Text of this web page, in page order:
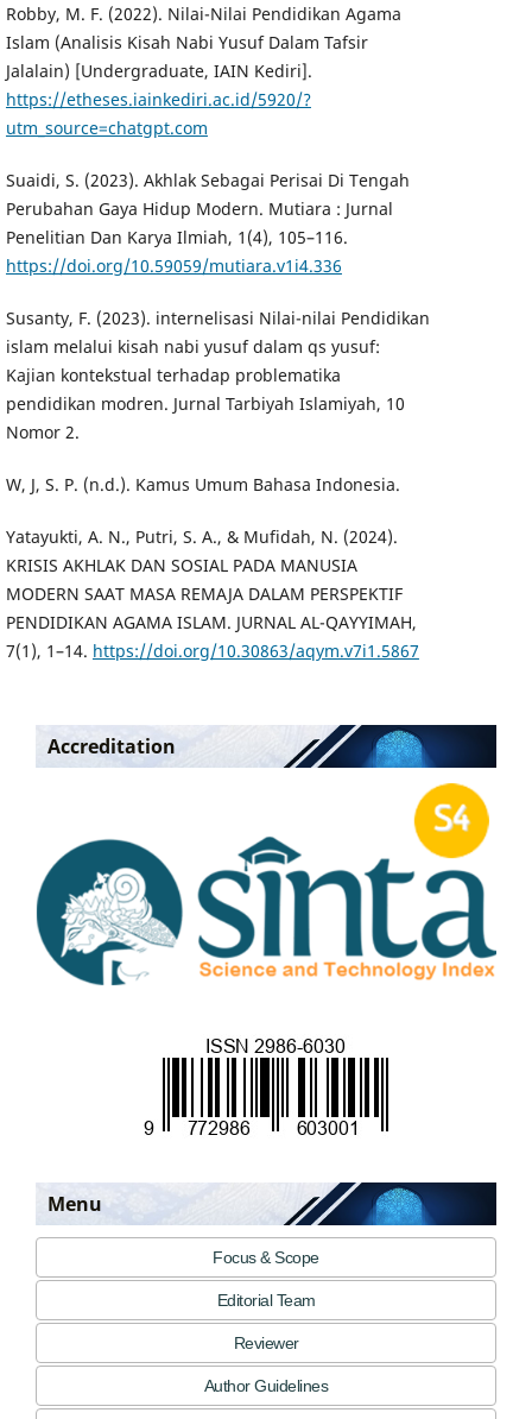
Robby, M. F. (2022). Nilai-Nilai Pendidikan Agama
Islam (Analisis Kisah Nabi Yusuf Dalam Tafsir
Jalalain) [Undergraduate, IAIN Kediri].
https://etheses.iainkediri.ac.id/5920/?
utm_source=chatgpt.com
Suaidi, S. (2023). Akhlak Sebagai Perisai Di Tengah
Perubahan Gaya Hidup Modern. Mutiara : Jurnal
Penelitian Dan Karya Ilmiah, 1(4), 105–116.
https://doi.org/10.59059/mutiara.v1i4.336
Susanty, F. (2023). internelisasi Nilai-nilai Pendidikan
islam melalui kisah nabi yusuf dalam qs yusuf:
Kajian kontekstual terhadap problematika
pendidikan modren. Jurnal Tarbiyah Islamiyah, 10
Nomor 2.
W, J, S. P. (n.d.). Kamus Umum Bahasa Indonesia.
Yatayukti, A. N., Putri, S. A., & Mufidah, N. (2024).
KRISIS AKHLAK DAN SOSIAL PADA MANUSIA
MODERN SAAT MASA REMAJA DALAM PERSPEKTIF
PENDIDIKAN AGAMA ISLAM. JURNAL AL-QAYYIMAH,
7(1), 1–14. https://doi.org/10.30863/aqym.v7i1.5867
Accreditation
Menu
Focus & Scope
Editorial Team
Reviewer
Author Guidelines